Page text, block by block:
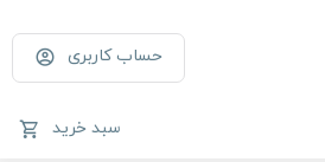
حساب کاربری
سبد خرید